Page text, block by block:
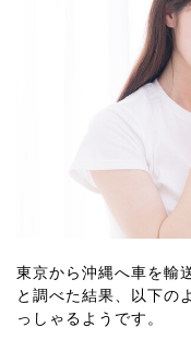
東京から沖縄へ車を輸
と調べた結果、以下の
っしゃるようです。